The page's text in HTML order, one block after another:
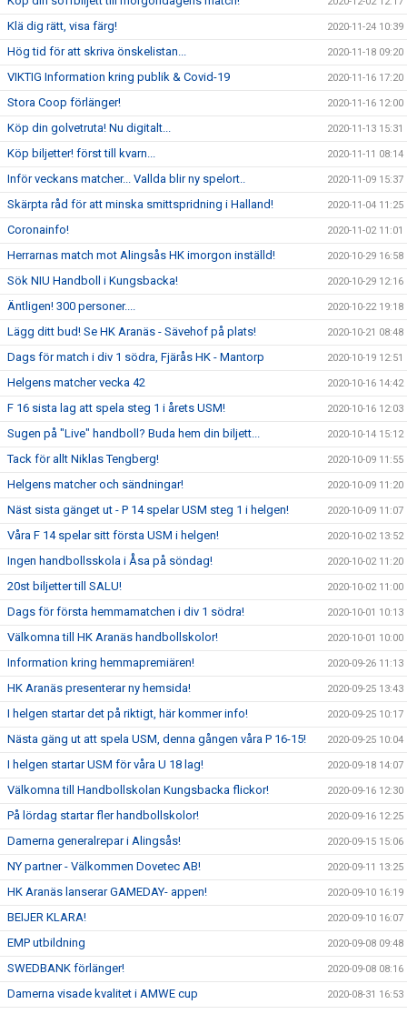
Klä dig rätt, visa färg! 2020-11-24 10:39
Hög tid för att skriva önskelistan... 2020-11-18 09:20
VIKTIG Information kring publik & Covid-19 2020-11-16 17:20
Stora Coop förlänger! 2020-11-16 12:00
Köp din golvetruta! Nu digitalt... 2020-11-13 15:31
Köp biljetter! först till kvarn... 2020-11-11 08:14
Inför veckans matcher... Vallda blir ny spelort.. 2020-11-09 15:37
Skärpta råd för att minska smittspridning i Halland! 2020-11-04 11:25
Coronainfo! 2020-11-02 11:01
Herrarnas match mot Alingsås HK imorgon inställd! 2020-10-29 16:58
Sök NIU Handboll i Kungsbacka! 2020-10-29 12:16
Äntligen! 300 personer.... 2020-10-22 19:18
Lägg ditt bud! Se HK Aranäs - Sävehof på plats! 2020-10-21 08:48
Dags för match i div 1 södra, Fjärås HK - Mantorp 2020-10-19 12:51
Helgens matcher vecka 42 2020-10-16 14:42
F 16 sista lag att spela steg 1 i årets USM! 2020-10-16 12:03
Sugen på "Live" handboll? Buda hem din biljett... 2020-10-14 15:12
Tack för allt Niklas Tengberg! 2020-10-09 11:55
Helgens matcher och sändningar! 2020-10-09 11:20
Näst sista gänget ut - P 14 spelar USM steg 1 i helgen! 2020-10-09 11:07
Våra F 14 spelar sitt första USM i helgen! 2020-10-02 13:52
Ingen handbollsskola i Åsa på söndag! 2020-10-02 11:20
20st biljetter till SALU! 2020-10-02 11:00
Dags för första hemmamatchen i div 1 södra! 2020-10-01 10:13
Välkomna till HK Aranäs handbollskolor! 2020-10-01 10:00
Information kring hemmapremiären! 2020-09-26 11:13
HK Aranäs presenterar ny hemsida! 2020-09-25 13:43
I helgen startar det på riktigt, här kommer info! 2020-09-25 10:17
Nästa gäng ut att spela USM, denna gången våra P 16-15! 2020-09-25 10:04
I helgen startar USM för våra U 18 lag! 2020-09-18 14:07
Välkomna till Handbollskolan Kungsbacka flickor! 2020-09-16 12:30
På lördag startar fler handbollskolor! 2020-09-16 12:25
Damerna generalrepar i Alingsås! 2020-09-15 15:06
NY partner - Välkommen Dovetec AB! 2020-09-11 13:25
HK Aranäs lanserar GAMEDAY- appen! 2020-09-10 16:19
BEIJER KLARA! 2020-09-10 16:07
EMP utbildning 2020-09-08 09:48
SWEDBANK förlänger! 2020-09-08 08:16
Damerna visade kvalitet i AMWE cup 2020-08-31 16:53